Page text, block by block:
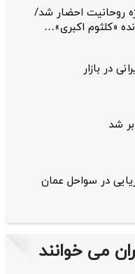
روحانیت احضار شد/
«کلثوم اکبری»…
در بازار
شد
در سواحل عمان
می خوانند